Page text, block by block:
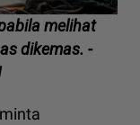
melihat
dikemas. -